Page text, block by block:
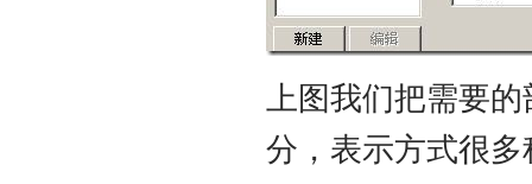
上图我们把需要
分，表示方式很